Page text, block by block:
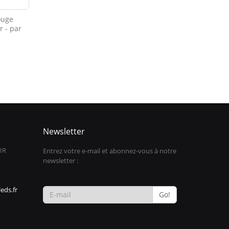
- par
Newsletter
Entrez votre e-mail et abonnez-vous à notre
newsletter :
Go!